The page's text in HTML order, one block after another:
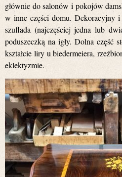
głównie do salonów i pokojów
w inne części domu. Dekoracyjny
szuflada (najczęściej jedna lub
poduszeczką na igły. Dolna część
kształcie liry u biedermeiera,
eklektyzmie.